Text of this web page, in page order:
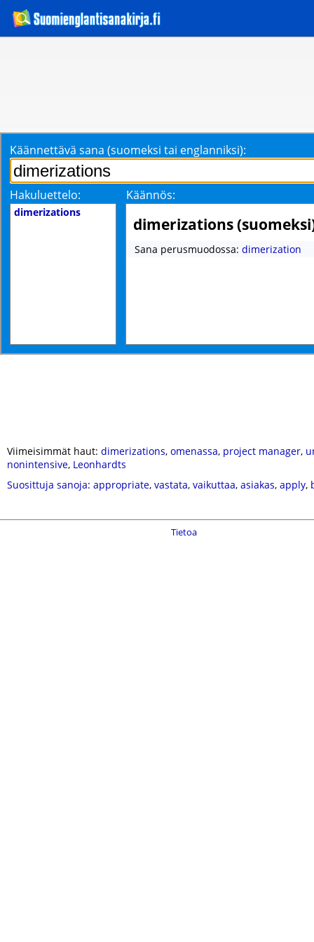
Käännettävä sana (suomeksi tai englanniksi):
Hakuluettelo: Käännös:
dimerizations
dimerizations
Sana perusmuodossa: dimerization
Viimeisimmät haut: dimerizations, omenassa, project manager,
nonintensive, Leonhardts
Suosittuja sanoja: appropriate, vastata, vaikuttaa, asiakas, apply,
Tietoa